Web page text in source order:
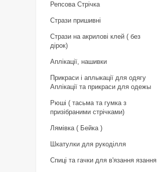
Репсова Стрічка
Стрази пришивні
Стрази на акрилові клей ( без
дірок)
Аплікації, нашивки
Прикраси і аплыкації для одягу
Аплікації та прикраси для одежы
Рюші ( тасьма та гумка з
призібраними стрічками)
Лямівка ( Бейка )
Шкатулки для рукоділля
Спиці та гачки для в'язання язання